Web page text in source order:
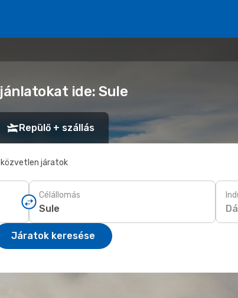
ide: Sule
Repülő + szállás
közvetlen járatok
Célállomás
Járatok keresése